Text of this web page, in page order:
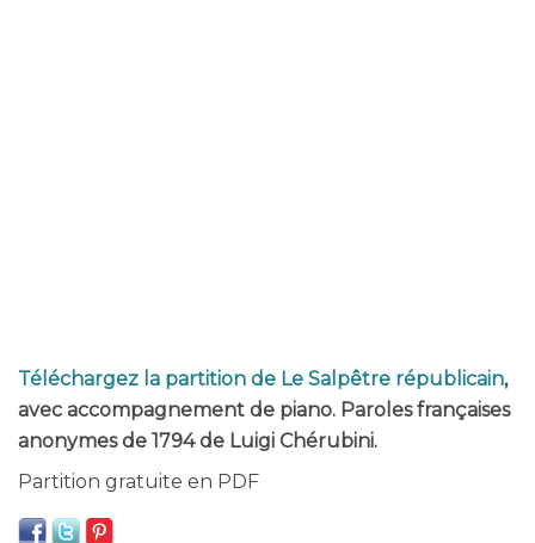
Téléchargez la partition de Le Salpêtre républicain,
avec accompagnement de piano. Paroles françaises
anonymes de 1794 de Luigi Chérubini.
Partition gratuite en PDF